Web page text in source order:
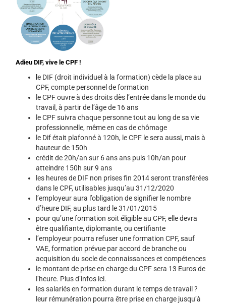
Adieu DIF, vive le CPF !
le DIF (droit individuel à la formation) cède la place au
CPF, compte personnel de formation
le CPF ouvre à des droits dès l’entrée dans le monde du
travail, à partir de l’âge de 16 ans
le CPF suivrachaque personne tout au long de sa vie
professionnelle, même en cas de chômage
le Dif était plafonné à 120h, le CPF le sera aussi, mais à
hauteur de 150h
crédit de 20h/an sur 6 ans ans puis 10h/an pour
atteindre 150h sur 9 ans
les heures de DIF non prises fin 2014 seront transférées
dans le CPF, utilisables jusqu’au 31/12/2020
l’employeur aura l’obligation de signifier le nombre
d’heure DIF, au plus tard le 31/01/2015
pour qu’une formation soit éligible au CPF, elle devra
être qualifiante, diplomante, ou certifiante
l’employeur pourra refuser une formation CPF, sauf
VAE, formation prévue par accord de branche ou
acquisition du socle de connaissances et compétences
le montant de prise en charge du CPF sera 13 Euros de
l’heure. Plus d’infos ici.
les salariés en formation durant le temps de travail ?
leur rémunération pourra être prise en charge jusqu’à